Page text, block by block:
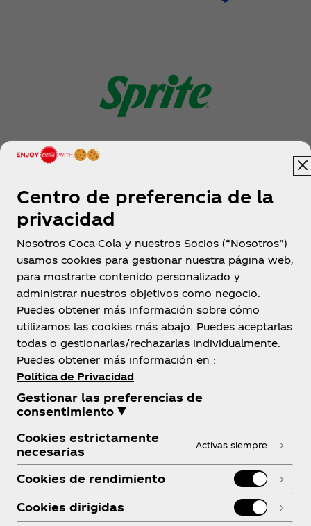
Bolivia
Sobre Nosotros
¿Necesitas ayuda?
Centro de preferencia de la
privacidad
Nosotros Coca-Cola y nuestros Socios (“Nosotros”)
usamos cookies para gestionar nuestra página web,
para mostrarte contenido personalizado y
administrar nuestros objetivos como negocio.
Puedes obtener más información sobre cómo
utilizamos las cookies más abajo. Puedes aceptarlas
todas o gestionarlas/rechazarlas individualmente.
Puedes obtener más información en :
Política de Privacidad
Gestionar las preferencias de
consentimiento ▼
Cookies estrictamente
necesarias
Activas siempre
Cookies de rendimiento
Cookies dirigidas